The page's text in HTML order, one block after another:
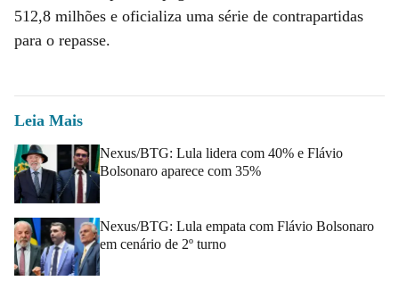
512,8 milhões e oficializa uma série de contrapartidas
para o repasse.
Leia Mais
Nexus/BTG: Lula lidera com 40% e Flávio
Bolsonaro aparece com 35%
Nexus/BTG: Lula empata com Flávio Bolsonaro
em cenário de 2º turno